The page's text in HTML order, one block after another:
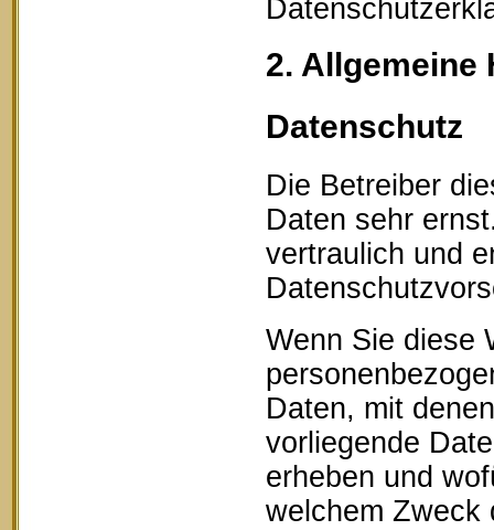
2. Allgemeine
Datenschutz
Die Betreiber
Daten sehr
vertraulich und
Wenn Sie diese
Daten, mit
vorliegende
erheben und
welchem Zweck